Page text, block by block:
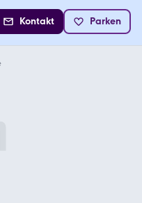
Kontakt Parken